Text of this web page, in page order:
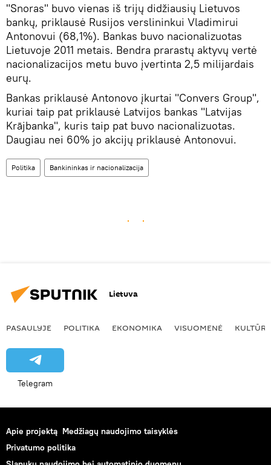
"Snoras" buvo vienas iš trijų didžiausių Lietuvos
bankų, priklausė Rusijos verslininkui Vladimirui
Antonovui (68,1%). Bankas buvo nacionalizuotas
Lietuvoje 2011 metais. Bendra prarastų aktyvų vertė
nacionalizacijos metu buvo įvertinta 2,5 milijardais
eurų.
Bankas priklausė Antonovo įkurtai "Convers Group",
kuriai taip pat priklausė Latvijos bankas "Latvijas
Krājbanka", kuris taip pat buvo nacionalizuotas.
Daugiau nei 60% jo akcijų priklausė Antonovui.
Politika Bankininkas ir nacionalizacija
Lietuva
PASAULYJE POLITIKA EKONOMIKA VISUOMENĖ KULTŪRA
Telegram
Apie projektą Medžiagų naudojimo taisyklės
Privatumo politika